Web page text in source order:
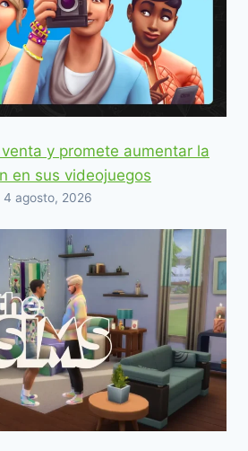
y promete aumentar la
en sus videojuegos
4 agosto, 2026